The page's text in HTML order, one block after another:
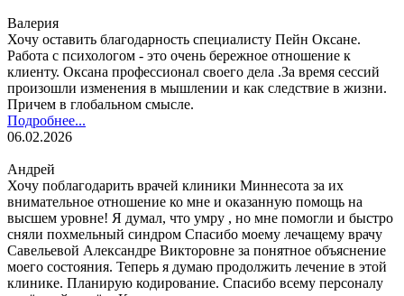
Валерия
Хочу оставить благодарность специалисту Пейн Оксане.
Работа с психологом - это очень бережное отношение к
клиенту. Оксана профессионал своего дела .За время сессий
произошли изменения в мышлении и как следствие в жизни.
Причем в глобальном смысле.
Подробнее...
06.02.2026
Андрей
Хочу поблагодарить врачей клиники Миннесота за их
внимательное отношение ко мне и оказанную помощь на
высшем уровне! Я думал, что умру , но мне помогли и быстро
сняли похмельный синдром Спасибо моему лечащему врачу
Савельевой Александре Викторовне за понятное объяснение
моего состояния. Теперь я думаю продолжить лечение в этой
клинике. Планирую кодирование. Спасибо всему персоналу